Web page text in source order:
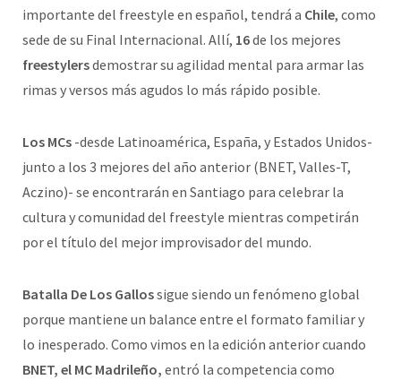
importante del freestyle en español, tendrá a Chile, como
sede de su Final Internacional. Allí, 16de los mejores
freestylersdemostrar su agilidad mental para armar las
rimas y versos más agudos lo más rápido posible.
Los MCs -desde Latinoamérica, España, y Estados Unidos-
junto a los 3 mejores del año anterior (BNET, Valles-T,
Aczino)- se encontrarán en Santiago para celebrar la
cultura y comunidad del freestyle mientras competirán
por el título del mejor improvisador del mundo.
Batalla De Los Gallossigue siendo un fenómeno global
porque mantiene un balance entre el formato familiar y
lo inesperado. Como vimos en la edición anterior cuando
BNET, el MC Madrileño, entró la competencia como